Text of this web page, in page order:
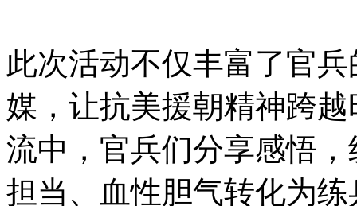
此次活动不仅丰富了官
媒，让抗美援朝精神跨
流中，官兵们分享感悟
担当、血性胆气转化为